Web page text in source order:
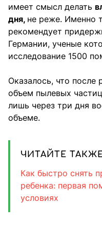
имеет смысл делать
дня, не реже. Именно
рекомендует
Германии, ученые
исследование 1500
Оказалось, что после
объем пылевых
лишь через три дня
объеме.
ЧИТАЙТЕ
Как быстро снять
ребенка: первая
условиях